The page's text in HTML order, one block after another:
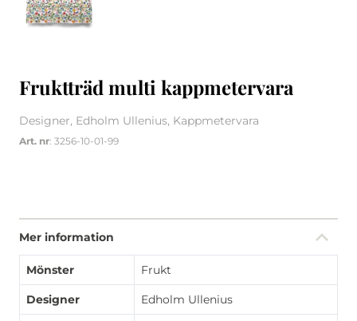
Fruktträd multi kappmetervara
Designer, Edholm Ullenius, Kappmetervara
Art. nr: 3256-10-01-99
Mer information
Mönster Frukt
Designer Edholm Ullenius